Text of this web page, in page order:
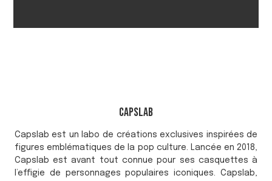
Capslab
Capslab est un labo de créations exclusives inspirées de
figures emblématiques de la pop culture. Lancée en 2018,
Capslab est avant tout connue pour ses casquettes à
l’effigie de personnages populaires iconiques. Capslab,